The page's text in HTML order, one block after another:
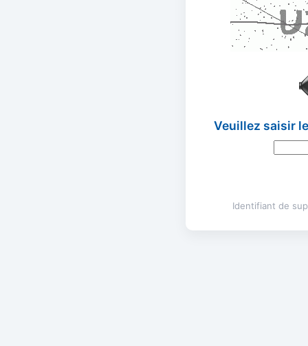
Veuillez saisir
Identifiant de